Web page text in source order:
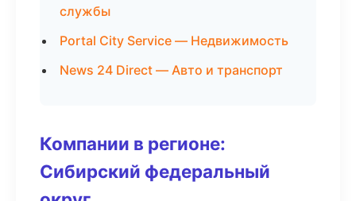
службы
Portal City Service — Недвижимость
News 24 Direct — Авто и транспорт
Компании в регионе:
Сибирский федеральный